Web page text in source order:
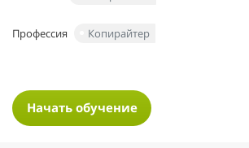
Профессия Копирайтер
Начать обучение